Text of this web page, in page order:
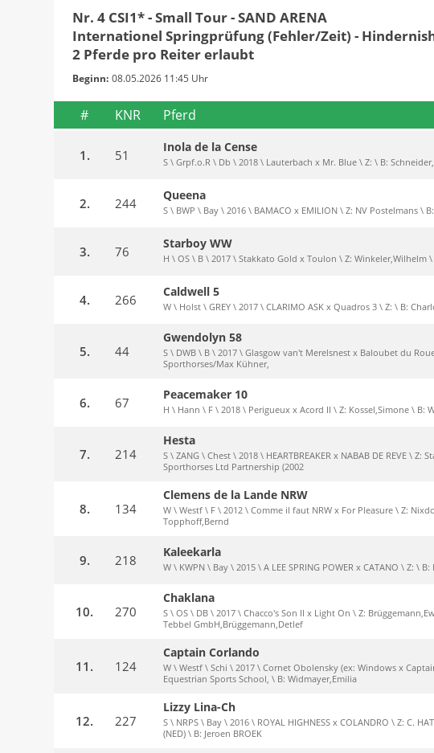
Nr. 4 CSI1* - Small Tour - SAND ARENA
Internationel Springprüfung (Fehler/Zeit) -
2 Pferde pro Reiter erlaubt
Beginn: 08.05.2026 11:45 Uhr
# KNR Pferd
1. 51
Inola de la Cense
S \ Grpf.o.R \ Db \ 2018 \ Lauterbach x Mr. Blue \ Z: \ B:
2. 244
Queena
S \ BWP \ Bay \ 2016 \ BAMACO x EMILION \ Z: NV Postelmans \
3. 76
Starboy WW
H \ OS \ B \ 2017 \ Stakkato Gold x Toulon \ Z: Winkeler,Wilhelm
4. 266
Caldwell 5
W \ Holst \ GREY \ 2017 \ CLARIMO ASK x Quadros 3 \ Z: \ B:
5. 44
Gwendolyn 58
S \ DWB \ B \ 2017 \ Glasgow van't Merelsnest x Baloubet du
Sporthorses/Max Kühner,
6. 67
Peacemaker 10
H \ Hann \ F \ 2018 \ Perigueux x Acord II \ Z: Kossel,Simone \ B:
7. 214
Hesta
S \ ZANG \ Chest \ 2018 \ HEARTBREAKER x NABAB DE REVE \ Z:
Sporthorses Ltd Partnership (2002
8. 134
Clemens de la Lande NRW
W \ Westf \ F \ 2012 \ Comme il faut NRW x For Pleasure \ Z:
Topphoff,Bernd
9. 218
Kaleekarla
W \ KWPN \ Bay \ 2015 \ A LEE SPRING POWER x CATANO \ Z: \
10. 270
Chaklana
S \ OS \ DB \ 2017 \ Chacco's Son II x Light On \ Z:
Tebbel GmbH,Brüggemann,Detlef
11. 124
Captain Corlando
W \ Westf \ Schi \ 2017 \ Cornet Obolensky (ex: Windows x
Equestrian Sports School, \ B: Widmayer,Emilia
12. 227
Lizzy Lina-Ch
S \ NRPS \ Bay \ 2016 \ ROYAL HIGHNESS x COLANDRO \ Z: C.
(NED) \ B: Jeroen BROEK